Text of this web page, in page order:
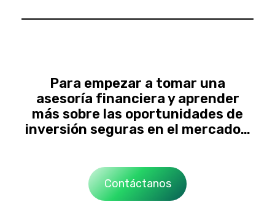
Para empezar a tomar una
asesoría financiera y aprender
más sobre las oportunidades de
inversión seguras en el mercado…
Contáctanos